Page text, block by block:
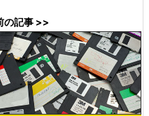
の記事 >>